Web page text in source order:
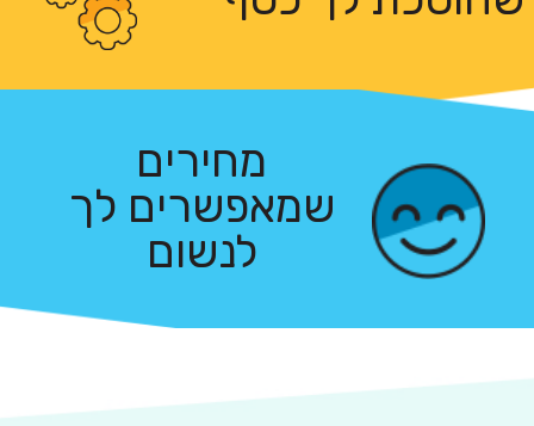
מחירים
שמאפשרים לך
לנשום
יחס אישי, מקצועי, איכותי וזמין לך בכל עת